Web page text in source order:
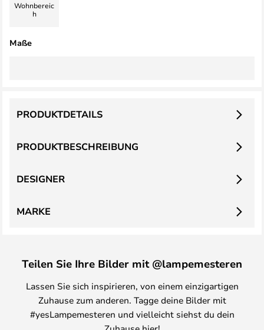
Wohnbereic
h
Maße
PRODUKTBESCHREIBUNG
PRODUKTDETAILS
DESIGNER
MARKE
Teilen Sie Ihre Bilder mit @lampemesteren
Lassen Sie sich inspirieren, von einem einzigartigen
Zuhause zum anderen. Tagge deine Bilder mit
#yesLampemesteren und vielleicht siehst du dein